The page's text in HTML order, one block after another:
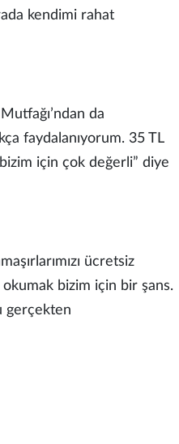
kendimi rahat
da
faydalanıyorum. 35 TL
için çok değerli” diye
ücretsiz
okumak bizim için bir şans.
gerçekten